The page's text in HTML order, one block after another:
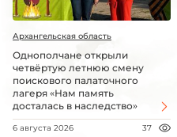
Архангельская область
Однополчане открыли
четвёртую летнюю смену
поискового палаточного
лагеря «Нам память
досталась в наследство»
6 августа 2026 37